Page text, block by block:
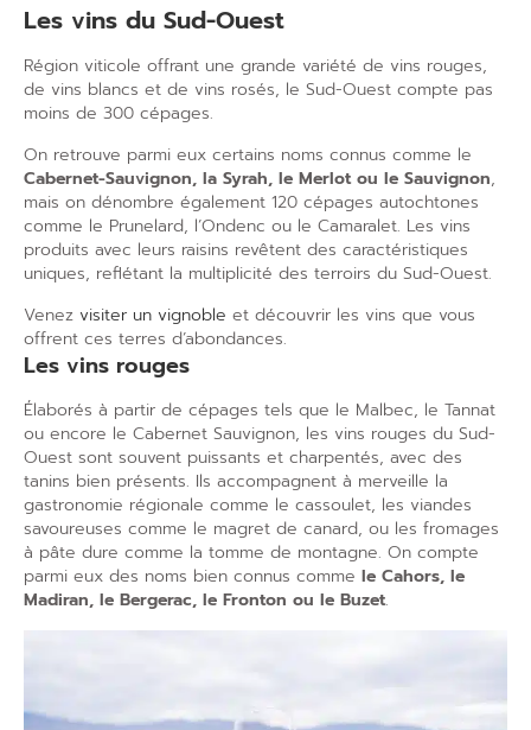
Les vins du Sud-Ouest
Région viticole offrant une grande variété de vins rouges,
de vins blancs et de vins rosés, le Sud-Ouest compte pas
moins de 300 cépages.
On retrouve parmi eux certains noms connus comme le
Cabernet-Sauvignon, la Syrah, le Merlot ou le Sauvignon,
mais on dénombre également 120 cépages autochtones
comme le Prunelard, l’Ondenc ou le Camaralet. Les vins
produits avec leurs raisins revêtent des caractéristiques
uniques, reflétant la multiplicité des terroirs du Sud-Ouest.
Venez visiter un vignoble et découvrir les vins que vous
offrent ces terres d’abondances.
Les vins rouges
Élaborés à partir de cépages tels que le Malbec, le Tannat
ou encore le Cabernet Sauvignon, les vins rouges du Sud-
Ouest sont souvent puissants et charpentés, avec des
tanins bien présents. Ils accompagnent à merveille la
gastronomie régionale comme le cassoulet, les viandes
savoureuses comme le magret de canard, ou les fromages
à pâte dure comme la tomme de montagne. On compte
parmi eux des noms bien connus comme le Cahors, le
Madiran, le Bergerac, le Fronton ou le Buzet.